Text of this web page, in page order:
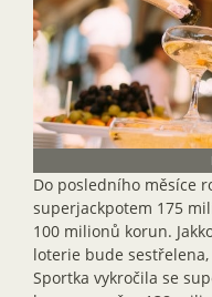
Do posledního měsíce
superjackpotem 175
100 milionů korun.
loterie bude
Sportka vykročila se